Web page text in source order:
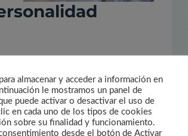
: no disponen de la resiliencia
problema manifestado en su vida.
vacío que lleva en muchas
estos trastornos se hacen daño a
(conductas de riesgo, consumo…).
almacenar y acceder a información en
le mostramos un panel de
puede activar o desactivar el uso de
en cada uno de los tipos de cookies
sobre su finalidad y funcionamiento.
desde el botón de Activar